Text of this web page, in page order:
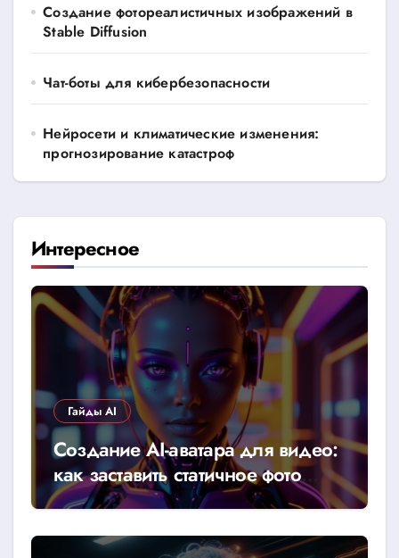
Создание фотореалистичных изображений в
Stable Diffusion
Чат-боты для кибербезопасности
Нейросети и климатические изменения:
прогнозирование катастроф
Интересное
Гайды AI
Создание AI-аватара для видео:
как заставить статичное фото
говорить